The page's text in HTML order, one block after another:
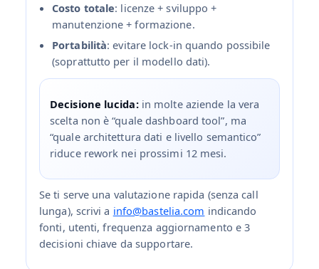
Costo totale: licenze + sviluppo +
manutenzione + formazione.
Portabilità: evitare lock‑in quando possibile
(soprattutto per il modello dati).
Decisione lucida:in molte aziende la vera
scelta non è “quale dashboard tool”, ma
“quale architettura dati e livello semantico”
riduce rework nei prossimi 12 mesi.
Se ti serve una valutazione rapida (senza call
lunga), scrivi a info@bastelia.com indicando
fonti, utenti, frequenza aggiornamento e 3
decisioni chiave da supportare.